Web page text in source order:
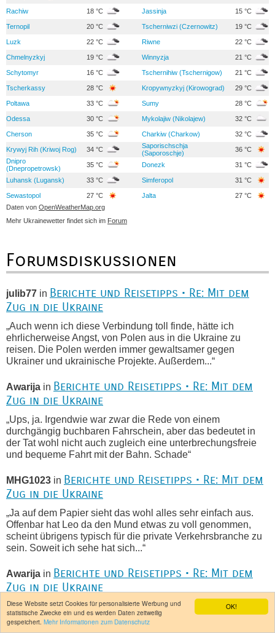
OK!
Diese Website setzt Cookies für personalisierte Werbung und
statistische Zwecke ein und es werden Daten zeitweilig
gespeichert. Mehr Informationen zum Datenschutz
Rachiw 18 °C Jassinja 15 °C
Ternopil 20 °C Tscherniwzi (Czernowitz) 19 °C
Luzk 22 °C Riwne 22 °C
Chmelnyzkyj 19 °C Winnyzja 21 °C
Schytomyr 16 °C Tschernihiw (Tschernigow) 21 °C
Tscherkassy 28 °C Kropywnyzkyj (Kirowograd) 29 °C
Poltawa 33 °C Sumy 28 °C
Odessa 30 °C Mykolajiw (Nikolajew) 32 °C
Cherson 35 °C Charkiw (Charkow) 32 °C
Krywyj Rih (Kriwoj Rog) 34 °C
Saporischschja
(Saporoschje)
36 °C
Dnipro
(Dnepropetrowsk)
35 °C Donezk 31 °C
Luhansk (Lugansk) 33 °C Simferopol 31 °C
Sewastopol 27 °C Jalta
27 °C
Daten von OpenWeatherMap.org
Mehr Ukrainewetter findet sich im Forum
Forumsdiskussionen
julib77 in Berichte und Reisetipps • Re: Mit dem
Zug in die Ukraine
„Auch wenn ich diese Verbindung toll finde, hätte ich
ehrlicherweise Angst, von Polen aus in die Ukraine zu
reisen. Die Polen werden immer gewaltsamer gegen
Ukrainer und ukrainische Projekte. Außerdem...“
Awarija in Berichte und Reisetipps • Re: Mit dem
Zug in die Ukraine
„Ups, ja. Irgendwie war zwar die Rede von einem
durchgängig buchbaren Fahrschein, aber das bedeutet in
der Tat wohl nicht auch zugleich eine unterbrechungsfreie
und bequeme Fahrt mit der Bahn. Schade“
MHG1023 in Berichte und Reisetipps • Re: Mit dem
Zug in die Ukraine
„Ja auf dem Papier sieht das wohl alles sehr einfach aus.
Offenbar hat Leo da den Mund etwas zu voll genommen,
scheint übrigens typisch für die private Verkehrsbranche zu
sein. Soweit ich sehe hat sich...“
Awarija in Berichte und Reisetipps • Re: Mit dem
Zug in die Ukraine
„Ja auf dem Papier sieht das wohl alles sehr einfach aus.
Offenbar hat Leo da den Mund etwas zu voll genommen,